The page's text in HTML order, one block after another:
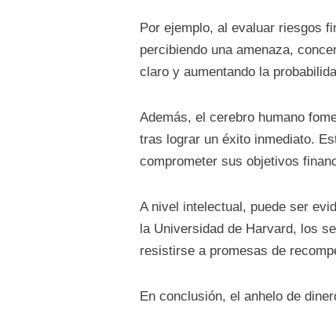
Por ejemplo, al evaluar riesgos
percibiendo una amenaza,
claro y aumentando la
Además, el cerebro humano
tras lograr un éxito inmediato.
comprometer sus objetivos
A nivel intelectual, puede ser
la Universidad de Harvard, los
resistirse a promesas de
En conclusión, el anhelo de